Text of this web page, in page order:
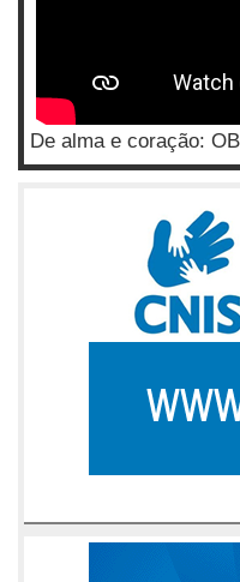
De alma e coração: